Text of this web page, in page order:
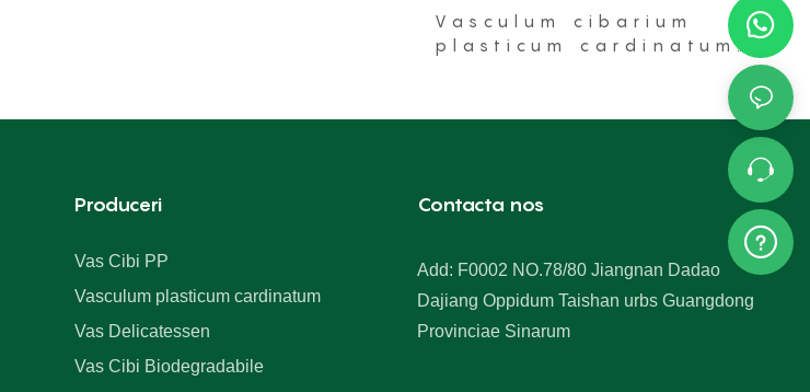
receptacula trium
compartimentorum.
Vasculum cibarium
plasticum cardinatum,
aptum.
Produceri
Vas Cibi PP
Vasculum plasticum cardinatum
Vas Delicatessen
Vas Cibi Biodegradabile
Contacta nos
Add: F0002 NO.78/80 Jiangnan Dadao
Dajiang Oppidum Taishan urbs Guangdong
Provinciae Sinarum